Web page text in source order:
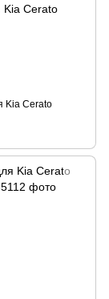
Kia Cerato
Kia Cerato